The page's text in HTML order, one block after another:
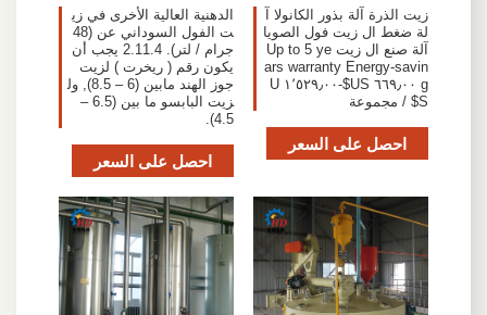
زيت الذرة آلة بذور الكانولا آ
لة ضغط ال زيت فول الصويا
آلة صنع ال زيت Up to 5 ye
ars warranty Energy-savin
g ٦٦٩٫٠٠ US$-١٬٥٢٩٫٠٠ U
S$ / مجموعة
احصل على السعر
الدهنية العالية الأخرى في زي
ت الفول السوداني عن (48
جرام / لتر). 2.11.4 يجب أن
يكون رقم ( ريخرت ) لزيت
جوز الهند مابين (6 – 8.5), ول
زيت البابسو ما بين (6.5 –
4.5).
احصل على السعر